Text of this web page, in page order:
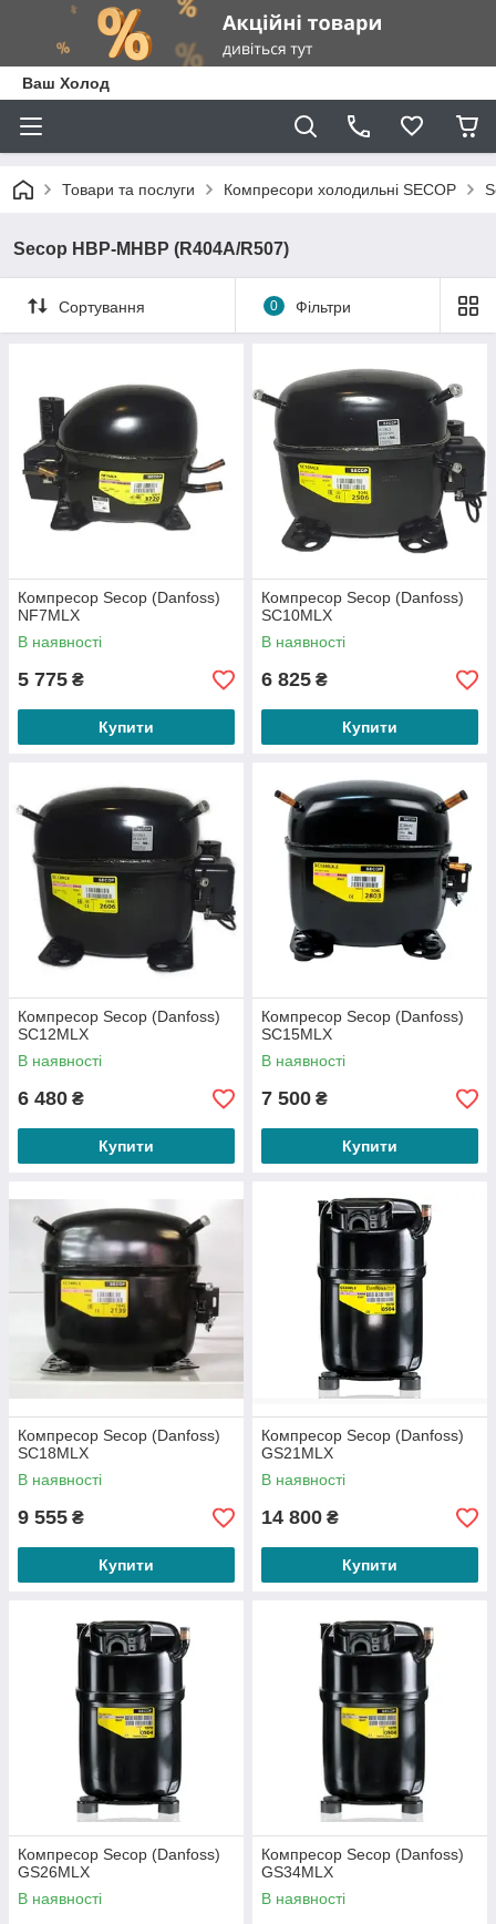
Ваш Холод
Товари та послуги Компресори холодильні SECOP
Secop HBP-MHBP (R404A/R507)
Сортування 0 Фільтри
Компресор Secop (Danfoss)
NF7MLX
В наявності
5 775 ₴
Купити
Компресор Secop (Danfoss)
SC10MLX
В наявності
6 825 ₴
Купити
Компресор Secop (Danfoss)
SC12MLX
В наявності
6 480 ₴
Купити
Компресор Secop (Danfoss)
SC15MLX
В наявності
7 500 ₴
Купити
Компресор Secop (Danfoss)
SC18MLX
В наявності
9 555 ₴
Купити
Компресор Secop (Danfoss)
GS21MLX
В наявності
14 800 ₴
Купити
Компресор Secop (Danfoss)
GS26MLX
В наявності
Компресор Secop (Danfoss)
GS34MLX
В наявності